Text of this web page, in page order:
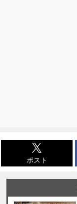
ポスト